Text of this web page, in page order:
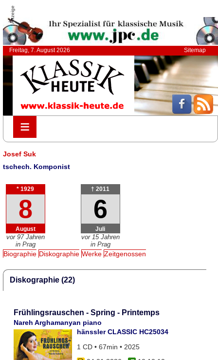
Anzeige
Freitag, 7. August 2026 Sitemap
≡
≡
Josef Suk
tschech. Komponist
* 1929
8
August
vor 97 Jahren
in Prag
† 2011
6
Juli
vor 15 Jahren
in Prag
Biographie Diskographie Werke Zeitgenossen
Diskographie (22)
Frühlingsrauschen - Spring - Printemps
Nareh Arghamanyan piano
hänssler CLASSIC HC25034
1 CD • 67min • 2025